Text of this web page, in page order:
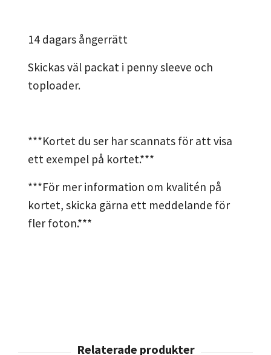
14 dagars ångerrätt
Skickas väl packat i penny sleeve och
toploader.
***Kortet du ser har scannats för att visa
ett exempel på kortet.***
***För mer information om kvalitén på
kortet, skicka gärna ett meddelande för
fler foton.***